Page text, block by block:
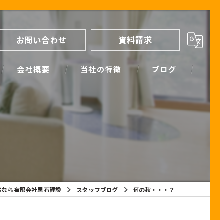
お問い合わせ 資料請求
会社概要 当社の特徴
間取り
断熱
ブログ
スタッフブログ
ら有限会社黒石建設 スタッフブログ 何の秋・・・？